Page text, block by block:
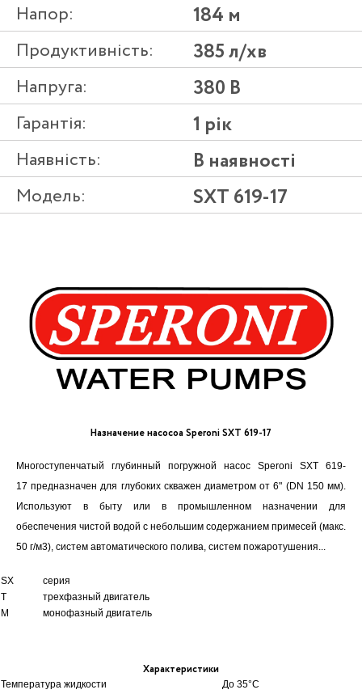
Напор: 184 м
Продуктивність: 385 л/хв
Напруга: 380 В
Гарантія: 1 рік
Наявність: В наявності
Модель: SXT 619-17
Назначение насосоа Speroni SXT 619-17
Многоступенчатый глубинный погружной насос Speroni SXT 619-
17 предназначен для глубоких скважен диаметром от 6" (DN 150 мм).
Используют в быту или в промышленном назначении для
обеспечения чистой водой с небольшим содержанием примесей (макс.
50 г/м3), систем автоматического полива, систем пожаротушения...
SX
серия
T
трехфазный двигатель
M
монофазный двигатель
Характеристики
Температура жидкости До 35°C